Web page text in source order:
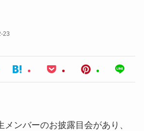
23
メンバーのお披露目会があり、